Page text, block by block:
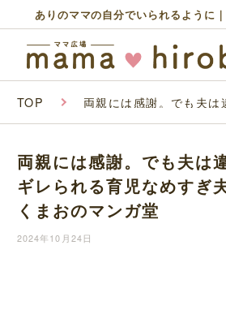
ありのママの自分でいられるように
TOP 両親には感謝。でも夫は
ガ堂
両親には感謝。でも夫は
ギレられる育児なめすぎ
くまおのマンガ堂
2024年10月24日